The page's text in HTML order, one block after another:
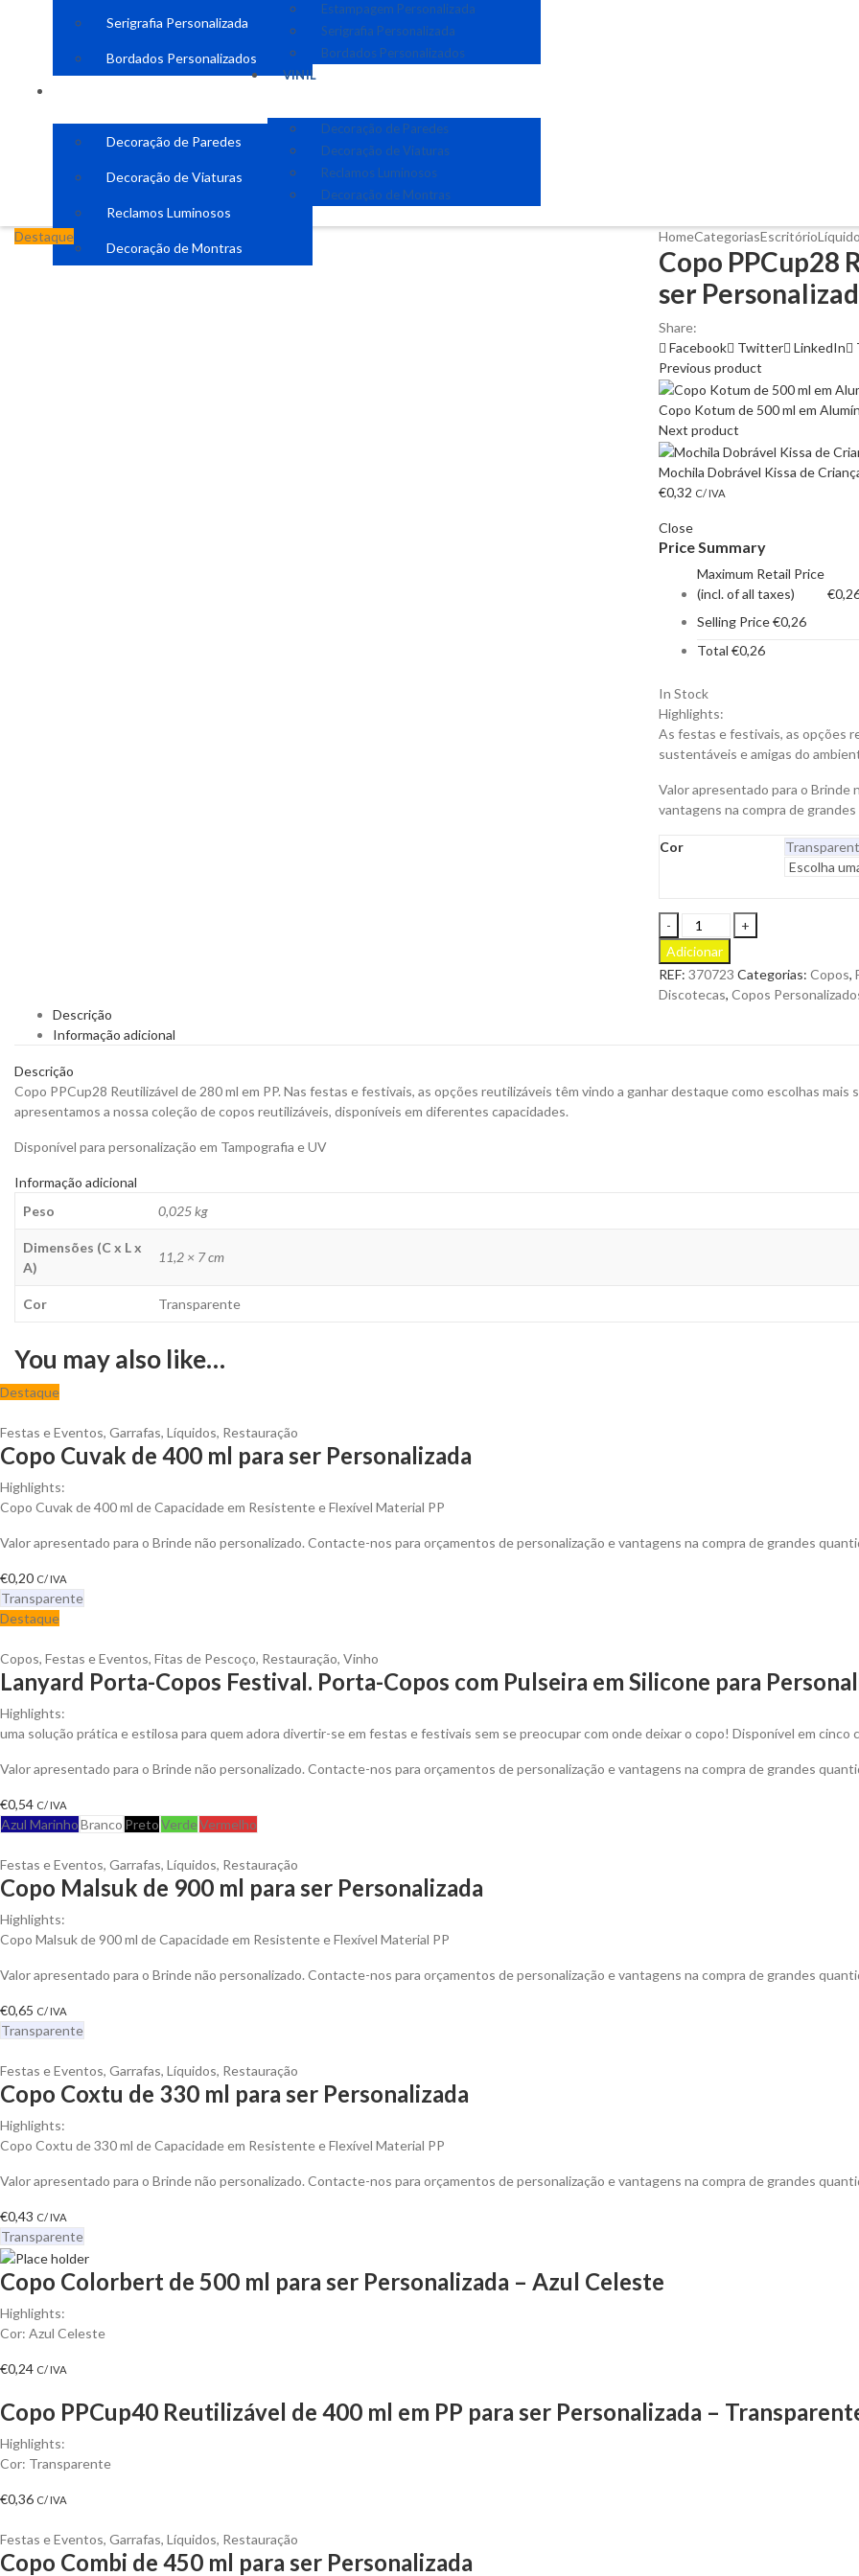
Serigrafia Personalizada
Bordados Personalizados
Decoração de Paredes
Decoração de Viaturas
Reclamos Luminosos
Decoração de Montras
Estampagem Personalizada
Serigrafia Personalizada
Bordados Personalizados
VINIL
Decoração de Paredes
Decoração de Viaturas
Reclamos Luminosos
Decoração de Montras
Destaque HomeCategoriasEscritório
Copo PPCup28
ser
Share:
Facebook
Twitter LinkedIn
Previous product
Copo Kotum de 500 ml em
Next product
Mochila Dobrável Kissa de
€0,32 C/ IVA
Close
Price Summary
Maximum Retail Price
(incl. of all taxes)
€
Selling Price€0,26
Total €0,26
In Stock
Highlights:
As festas e festivais, as opções
sustentáveis e amigas do
Valor apresentado para o Brinde
vantagens na compra de
Cor
Copo
PPCup28
Reutilizável
de
280
Adicionar
REF: 370723 Categorias: Copos,
Discotecas, Copos
Descrição
Informação adicional
Descrição
Copo PPCup28 Reutilizável de 280 ml em PP. Nas festas e festivais, as opções reutilizáveis têm vindo a ganhar destaque como escolhas
apresentamos a nossa coleção de copos reutilizáveis, disponíveis em diferentes capacidades.
Disponível para personalização em Tampografia e UV
Informação adicional
Peso
0,025 kg
Dimensões (C x L x
A)
11,2 × 7 cm
Cor Transparente
You may also like…
Destaque
Festas e Eventos, Garrafas, Líquidos, Restauração
Copo Cuvak de 400 ml para ser Personalizada
Highlights:
Copo Cuvak de 400 ml de Capacidade em Resistente e Flexível Material PP
Valor apresentado para o Brinde não personalizado. Contacte-nos para orçamentos de personalização e vantagens na compra de grandes
€0,20 C/ IVA
Transparente
Destaque
Copos, Festas e Eventos, Fitas de Pescoço, Restauração, Vinho
Lanyard Porta-Copos Festival. Porta-Copos com Pulseira em Silicone para
Highlights:
uma solução prática e estilosa para quem adora divertir-se em festas e festivais sem se preocupar com onde deixar o copo! Disponível em cinco
Valor apresentado para o Brinde não personalizado. Contacte-nos para orçamentos de personalização e vantagens na compra de grandes
€0,54 C/ IVA
Azul MarinhoBranco PretoVerdeVermelho
Festas e Eventos, Garrafas, Líquidos, Restauração
Copo Malsuk de 900 ml para ser Personalizada
Highlights:
Copo Malsuk de 900 ml de Capacidade em Resistente e Flexível Material PP
Valor apresentado para o Brinde não personalizado. Contacte-nos para orçamentos de personalização e vantagens na compra de grandes
€0,65 C/ IVA
Transparente
Festas e Eventos, Garrafas, Líquidos, Restauração
Copo Coxtu de 330 ml para ser Personalizada
Highlights:
Copo Coxtu de 330 ml de Capacidade em Resistente e Flexível Material PP
Valor apresentado para o Brinde não personalizado. Contacte-nos para orçamentos de personalização e vantagens na compra de grandes
€0,43 C/ IVA
Transparente
Copo Colorbert de 500 ml para ser Personalizada – Azul Celeste
Highlights:
Cor: Azul Celeste
€0,24 C/ IVA
Copo PPCup40 Reutilizável de 400 ml em PP para ser Personalizada –
Highlights:
Cor: Transparente
€0,36 C/ IVA
Festas e Eventos, Garrafas, Líquidos, Restauração
Copo Combi de 450 ml para ser Personalizada